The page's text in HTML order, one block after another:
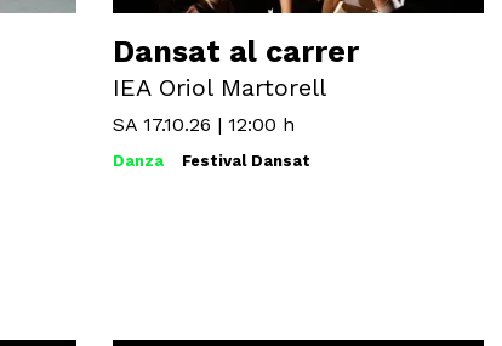
Dansat al carrer
IEA Oriol Martorell
SA 17.10.26 | 12:00 h
Danza Festival Dansat